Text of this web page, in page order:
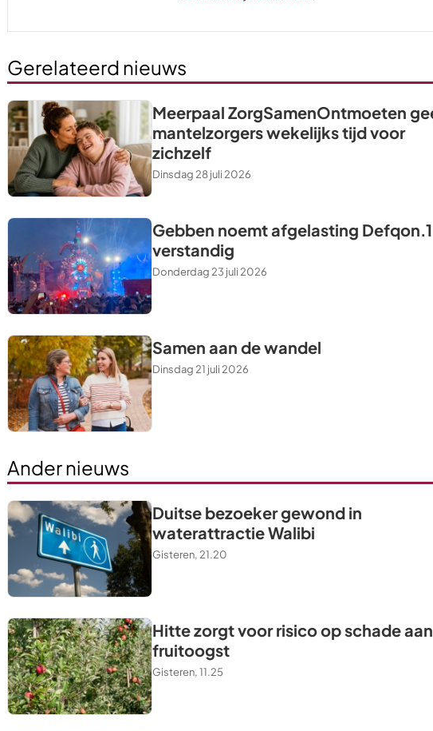
Gerelateerd nieuws
Meerpaal ZorgSamenOntmoeten
mantelzorgers wekelijks tijd voor
zichzelf
Dinsdag 28 juli 2026
Gebben noemt afgelasting Defqon.1
verstandig
Donderdag 23 juli 2026
Samen aan de wandel
Dinsdag 21 juli 2026
Ander nieuws
Duitse bezoeker gewond in
waterattractie Walibi
Gisteren, 21.20
Hitte zorgt voor risico op schade aan
fruitoogst
Gisteren, 11.25